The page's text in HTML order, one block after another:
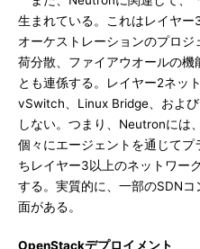
生まれている。これはレイヤ
オーケストレーションのプロ
荷分散、ファイアウオールの
とも連係する。レイヤー2ネッ
vSwitch、Linux Bridge、およ
しない。つまり、Neutronには
個々にエージェントを通じて
ちレイヤー3以上のネットワー
する。実質的に、一部のSDN
面がある。
OpenStackデプロイメント